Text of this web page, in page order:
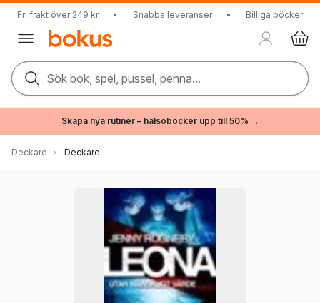
Fri frakt över 249 kr • Snabba leveranser • Billiga böcker
Sök bok, spel, pussel, penna...
Skapa nya rutiner – hälsoböcker upp till 50% →
Deckare Deckare